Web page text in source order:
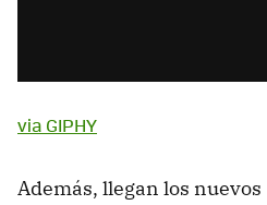
via GIPHY
Además, llegan los nuevos